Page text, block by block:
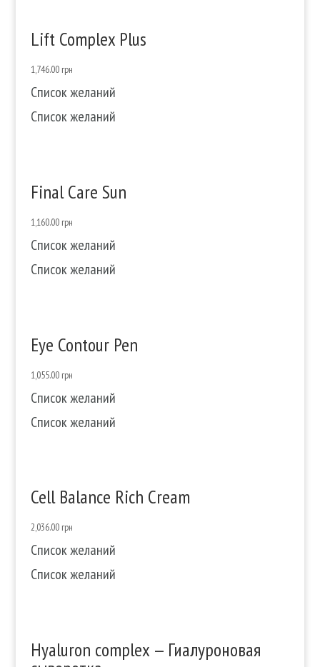
Lift Complex Plus
1,746.00 грн
Список желаний
Список желаний
Final Care Sun
1,160.00 грн
Список желаний
Список желаний
Eye Contour Pen
1,055.00 грн
Список желаний
Список желаний
Cell Balance Rich Cream
2,036.00 грн
Список желаний
Список желаний
Hyaluron complex — Гиалуроновая